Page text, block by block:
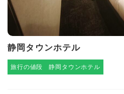
静岡タウンホテル
旅行の値段 静岡タウンホテル